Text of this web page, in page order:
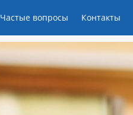
Частые вопросы Контакты